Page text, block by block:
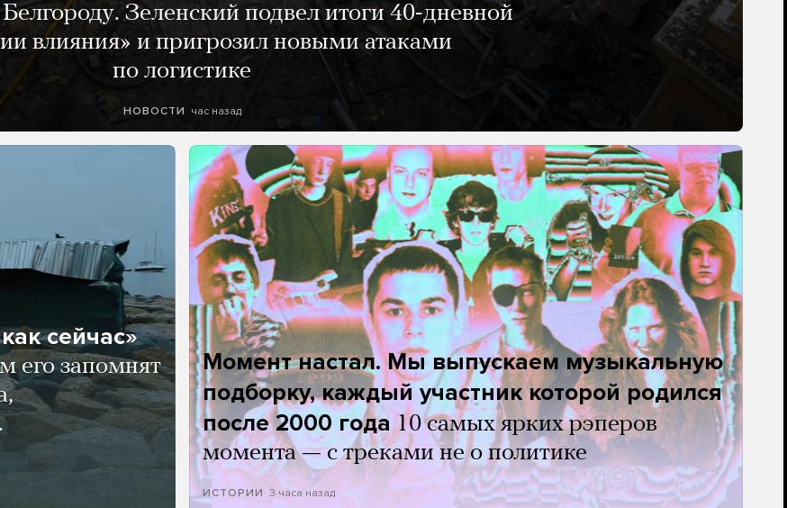
Зеленский подвел итоги 40-дневной
влияния» и пригрозил новыми атаками
по логистике
НОВОСТИ час назад
сейчас»
его запомнят
Момент настал. Мы выпускаем музыкальную
подборку, каждый участник которой родился
после 2000 года 10 самых ярких рэперов
момента — с треками не о политике
ИСТОРИИ 3 часа назад